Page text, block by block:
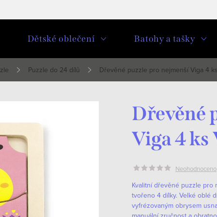
Dětské oblečení Batohy a tašky
Puzzle do 24 dílů Dřevěné puzzle pro nejmenší Viga 4
Dřevěné
Viga 4 ks
Neohodnoceno
Kvalitní dřevěné puzzle pro
tvořeno 4 dílky. Velké oblé
vyfrézovaným obrysem